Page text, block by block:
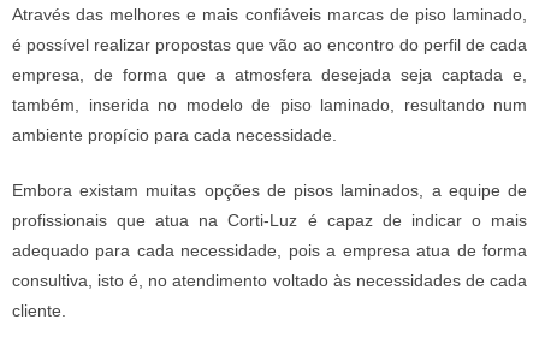
Através das melhores e mais confiáveis marcas de piso laminado,
é possível realizar propostas que vão ao encontro do perfil de cada
empresa, de forma que a atmosfera desejada seja captada e,
também, inserida no modelo de piso laminado, resultando num
ambiente propício para cada necessidade.
Embora existam muitas opções de pisos laminados, a equipe de
profissionais que atua na Corti-Luz é capaz de indicar o mais
adequado para cada necessidade, pois a empresa atua de forma
consultiva, isto é, no atendimento voltado às necessidades de cada
cliente.